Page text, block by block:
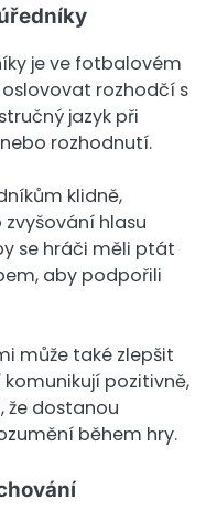
je ve fotbalovém
rozhodčí s
jazyk při
rozhodnutí.
klidně,
hlasu
se hráči měli ptát
aby podpořili
může také zlepšit
komunikují pozitivně,
dostanou
během hry.